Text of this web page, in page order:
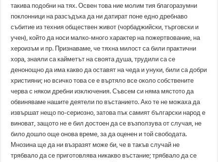
такива подобни на тях. Освен това ние молим тия благоразумни
поклонници на разсъдъка да ни датират поне едно дребнаво
събитие из техния обществен живот (чорбаджийски, търговски и
учен), който да носи малко-много характер на пожертвование, на
хероизъм и пр. Признаваме, че тяхна милост са били практични
хора, знаяли са кайметът на своята душа, трудили са се
денонощно да има какво да оставят на чеда и унуки, били са добри
християни; но всичко това се е въртяло все около собствените
черва с някои дребни изключения. Съвсем си няма мястото да
обвиняваме нашите деятели по въстанието. Ако те не можаха да
извършат нещо по-сериозно, затова пък самият български народ е
виноват, защото не е бил достоен да се възползува от случая, не
било дошло още онова време, за да оценен и той свободата.
Мнозина ще да ни възразят може би, че в такъв случай не
трябвало да се приготовлява никакво въстание; трябвало да се